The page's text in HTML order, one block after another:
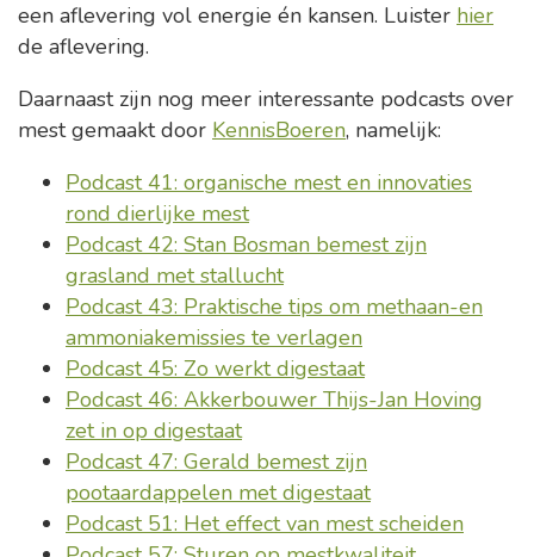
een aflevering vol energie én kansen. Luister hier
de aflevering.
Daarnaast zijn nog meer interessante podcasts over
mest gemaakt door KennisBoeren, namelijk:
Podcast 41: organische mest en innovaties
rond dierlijke mest
Podcast 42: Stan Bosman bemest zijn
grasland met stallucht
Podcast 43: Praktische tips om methaan-en
ammoniakemissies te verlagen
Podcast 45: Zo werkt digestaat
Podcast 46: Akkerbouwer Thijs-Jan Hoving
zet in op digestaat
Podcast 47: Gerald bemest zijn
pootaardappelen met digestaat
Podcast 51: Het effect van mest scheiden